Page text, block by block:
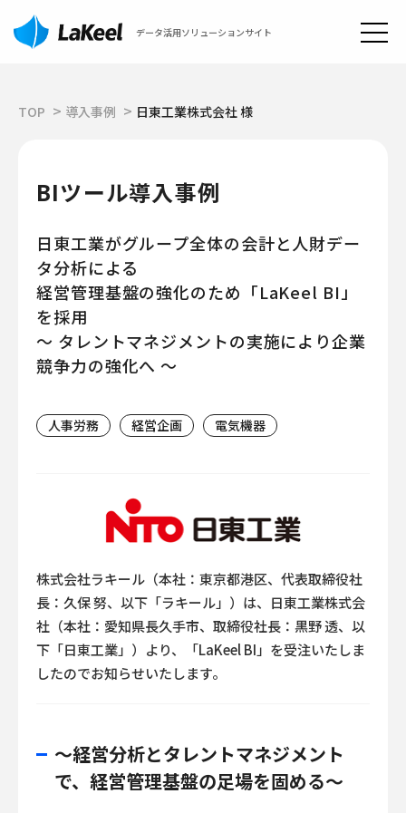
データ活用ソリューションサイト
TOP 導入事例 日東工業株式会社 様
BIツール導入事例
日東工業がグループ全体の会計と人財デー
タ分析による
経営管理基盤の強化のため「LaKeel BI」
を採用
～ タレントマネジメントの実施により企業
競争力の強化へ ～
人事労務 経営企画 電気機器
株式会社ラキール（本社：東京都港区、代表取締役社
長：久保 努、以下「ラキール」）は、日東工業株式会
社（本社：愛知県長久手市、取締役社長：黒野 透、以
下「日東工業」）より、「LaKeel BI」を受注いたしま
したのでお知らせいたします。
～経営分析とタレントマネジメント
で、経営管理基盤の足場を固める～